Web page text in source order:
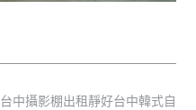
台中攝影棚出租靜好台中韓式自